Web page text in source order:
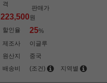
격
판매가
223,500원
할인율
25%
제조사
이글루
원산지
중국
배송비
(조건) 지역별